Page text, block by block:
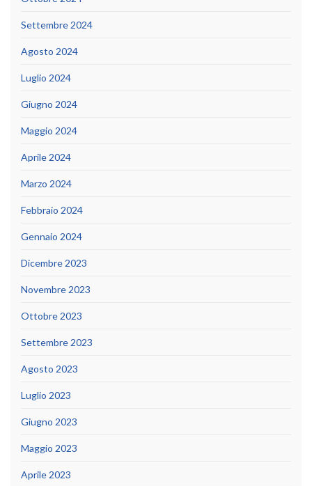
Settembre 2024
Agosto 2024
Luglio 2024
Giugno 2024
Maggio 2024
Aprile 2024
Marzo 2024
Febbraio 2024
Gennaio 2024
Dicembre 2023
Novembre 2023
Ottobre 2023
Settembre 2023
Agosto 2023
Luglio 2023
Giugno 2023
Maggio 2023
Aprile 2023